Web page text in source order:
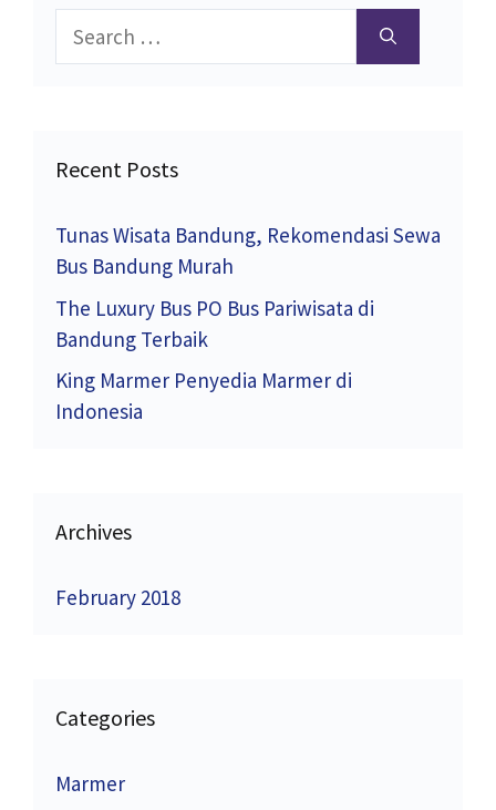
Search
Recent Posts
Tunas Wisata Bandung, Rekomendasi Sewa
Bus Bandung Murah
The Luxury Bus PO Bus Pariwisata di
Bandung Terbaik
King Marmer Penyedia Marmer di
Indonesia
Archives
February 2018
Categories
Marmer